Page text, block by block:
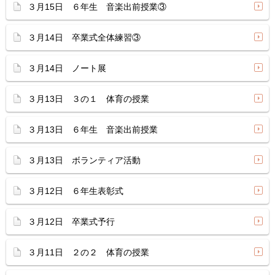
３月15日 ６年生 音楽出前授業③
３月14日 卒業式全体練習③
３月14日 ノート展
３月13日 ３の１ 体育の授業
３月13日 ６年生 音楽出前授業
３月13日 ボランティア活動
３月12日 ６年生表彰式
３月12日 卒業式予行
３月11日 ２の２ 体育の授業